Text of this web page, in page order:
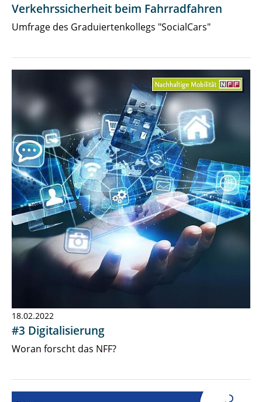
Verkehrssicherheit beim Fahrradfahren
Umfrage des Graduiertenkollegs "SocialCars"
18.02.2022
#3 Digitalisierung
Woran forscht das NFF?